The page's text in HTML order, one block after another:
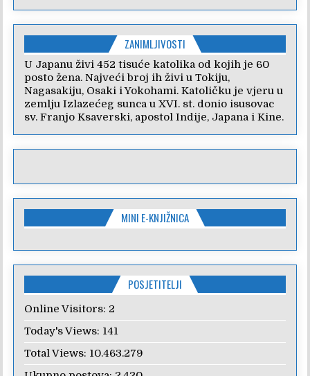
ZANIMLJIVOSTI
U Japanu živi 452 tisuće katolika od kojih je 60
posto žena. Najveći broj ih živi u Tokiju,
Nagasakiju, Osaki i Yokohami. Katoličku je vjeru u
zemlju Izlazećeg sunca u XVI. st. donio isusovac
sv. Franjo Ksaverski, apostol Indije, Japana i Kine.
MINI E-KNJIŽNICA
POSJETITELJI
Online Visitors: 2
Today's Views: 141
Total Views: 10.463.279